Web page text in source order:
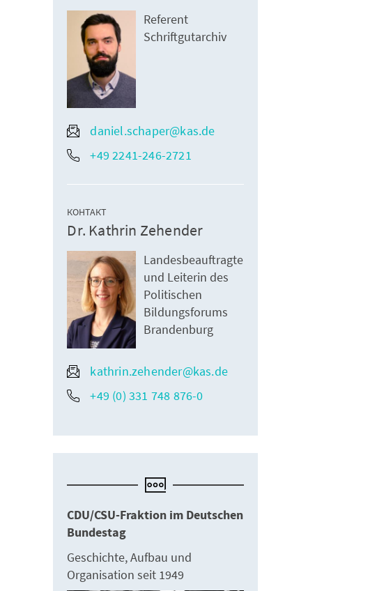
Referent
Schriftgutarchiv
daniel.schaper@kas.de
+49 2241-246-2721
КОНТАКТ
Dr. Kathrin Zehender
Landesbeauftragte
und Leiterin des
Politischen
Bildungsforums
Brandenburg
kathrin.zehender@kas.de
+49 (0) 331 748 876-0
CDU/CSU-Fraktion im Deutschen
Bundestag
Geschichte, Aufbau und
Organisation seit 1949